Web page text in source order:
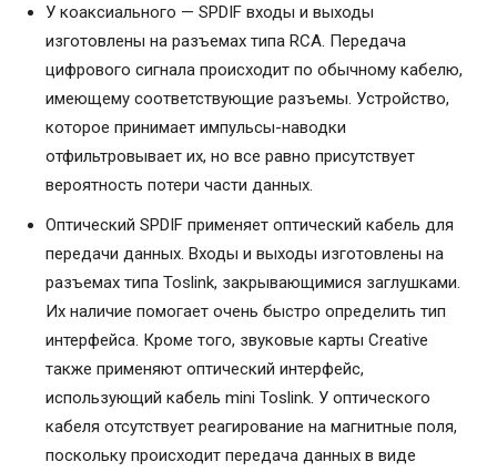
У коаксиального — SPDIF входы и выходы
изготовлены на разъемах типа RCA. Передача
цифрового сигнала происходит по обычному кабелю,
имеющему соответствующие разъемы. Устройство,
которое принимает импульсы-наводки
отфильтровывает их, но все равно присутствует
вероятность потери части данных.
Оптический SPDIF применяет оптический кабель для
передачи данных. Входы и выходы изготовлены на
разъемах типа Toslink, закрывающимися заглушками.
Их наличие помогает очень быстро определить тип
интерфейса. Кроме того, звуковые карты Creative
также применяют оптический интерфейс,
использующий кабель mini Toslink. У оптического
кабеля отсутствует реагирование на магнитные поля,
поскольку происходит передача данных в виде